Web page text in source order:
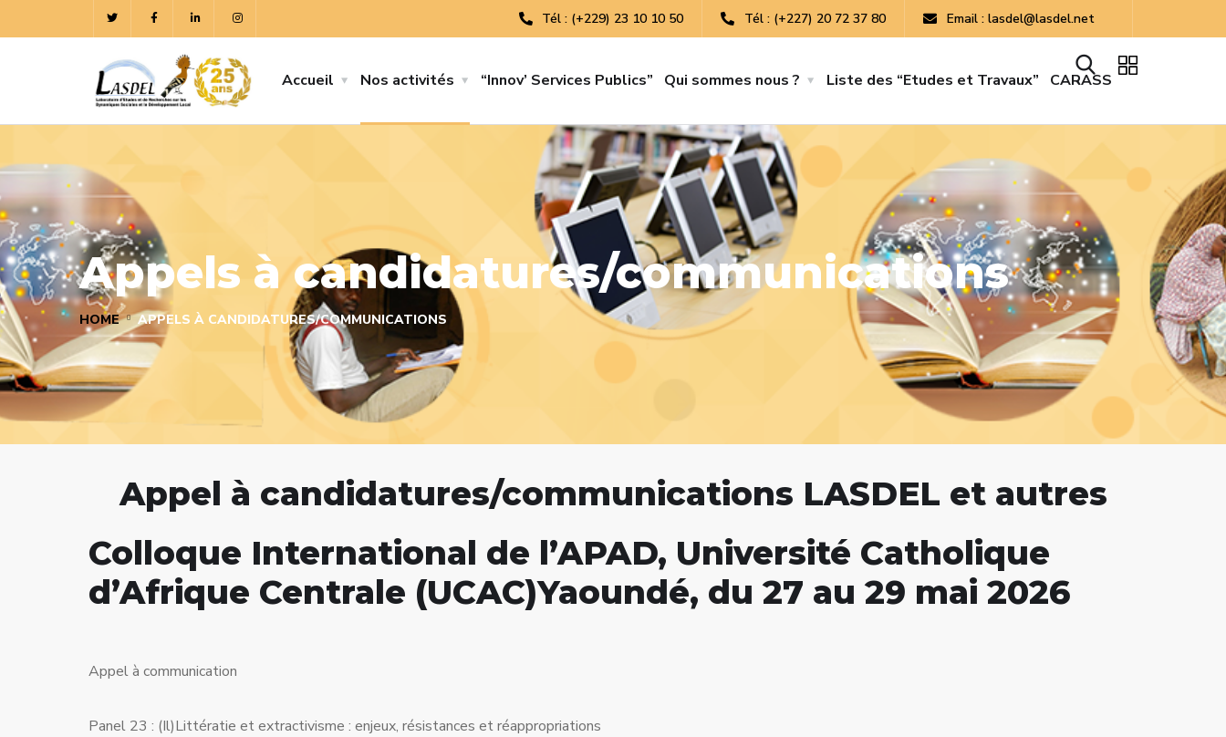
Tél : (+229) 23 10 10 50 Tél : (+227) 20 72 37 80 Email : lasdel@lasdel.net
Accueil Nos activités “Innov’ Services Publics” Qui sommes nous ? Liste des “Etudes et Travaux” CARASS
Appels à candidatures/communications
HOME APPELS À CANDIDATURES/COMMUNICATIONS
Appel à candidatures/communications LASDEL et autres
Colloque International de l’APAD, Université Catholique
d’Afrique Centrale (UCAC)Yaoundé, du 27 au 29 mai 2026
Appel à communication
Panel 23 : (Il)Littératie et extractivisme : enjeux, résistances et réappropriations